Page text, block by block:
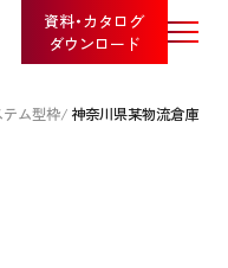
資料・カタログ
ダウンロード
テム型枠 神奈川県某物流倉庫